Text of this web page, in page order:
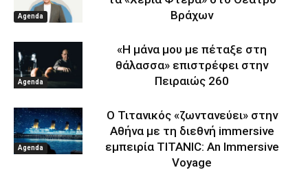
Agenda
Βράχων
Agenda
«Η μάνα μου με πέταξε στη
θάλασσα» επιστρέφει στην
Πειραιώς 260
Agenda
Ο Τιτανικός «ζωντανεύει» στην
Αθήνα με τη διεθνή immersive
εμπειρία TITANIC: An Immersive
Voyage